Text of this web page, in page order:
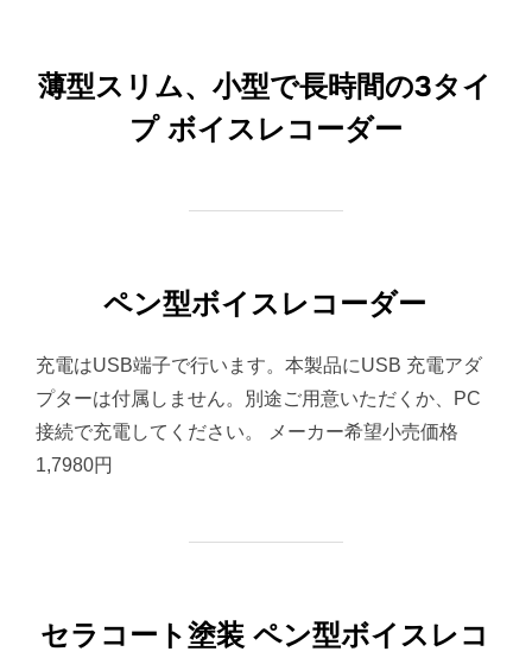
薄型スリム、小型で長時間の3タイ
プ ボイスレコーダー
ペン型ボイスレコーダー
充電はUSB端子で行います。本製品にUSB 充電アダ
プターは付属しません。別途ご用意いただくか、PC
接続で充電してください。 メーカー希望小売価格
1,7980円
セラコート塗装 ペン型ボイスレコ